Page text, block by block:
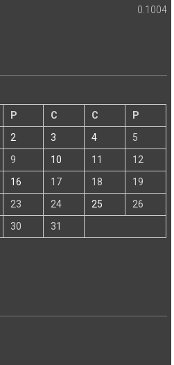
0.1004
P C C
P
2 3 4
5
9 10 11
12
16 17 18
19
23 24 25
26
30 31